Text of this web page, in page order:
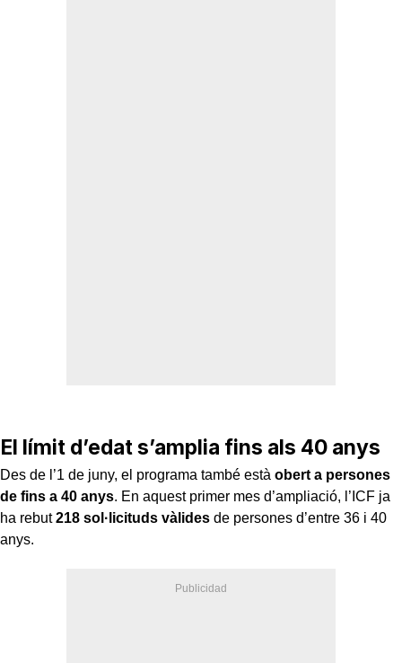
El límit d’edat s’amplia fins als 40 anys
Des de l’1 de juny, el programa també està obert a persones
de fins a 40 anys. En aquest primer mes d’ampliació, l’ICF ja
ha rebut218 sol·licituds vàlides de persones d’entre 36 i 40
anys.